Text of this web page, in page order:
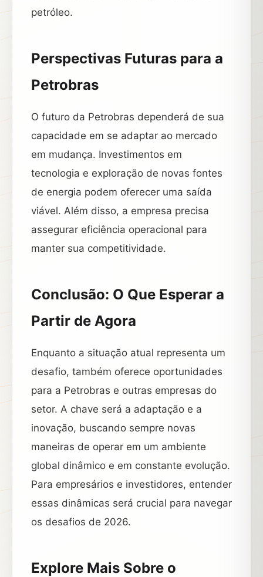
petróleo.
Perspectivas Futuras para a
Petrobras
O futuro da Petrobras dependerá de sua
capacidade em se adaptar ao mercado
em mudança. Investimentos em
tecnologia e exploração de novas fontes
de energia podem oferecer uma saída
viável. Além disso, a empresa precisa
assegurar eficiência operacional para
manter sua competitividade.
Conclusão: O Que Esperar a
Partir de Agora
Enquanto a situação atual representa um
desafio, também oferece oportunidades
para a Petrobras e outras empresas do
setor. A chave será a adaptação e a
inovação, buscando sempre novas
maneiras de operar em um ambiente
global dinâmico e em constante evolução.
Para empresários e investidores, entender
essas dinâmicas será crucial para navegar
os desafios de 2026.
Explore Mais Sobre o